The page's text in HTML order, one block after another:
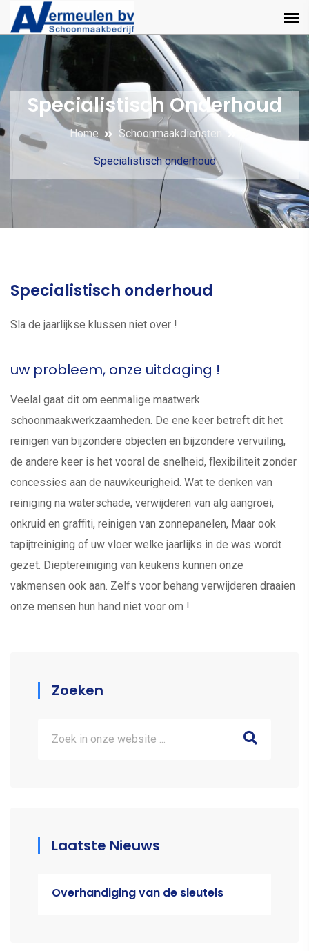
Specialistisch Onderhoud
Home Schoonmaakdiensten
Specialistisch onderhoud
Specialistisch onderhoud
Sla de jaarlijkse klussen niet over !
uw probleem, onze uitdaging !
Veelal gaat dit om eenmalige maatwerk
schoonmaakwerkzaamheden. De ene keer betreft dit het
reinigen van bijzondere objecten en bijzondere vervuiling,
de andere keer is het vooral de snelheid, flexibiliteit zonder
concessies aan de nauwkeurigheid. Wat te denken van
reiniging na waterschade, verwijderen van alg aangroei,
onkruid en graffiti, reinigen van zonnepanelen, Maar ook
tapijtreiniging of uw vloer welke jaarlijks in de was wordt
gezet. Dieptereiniging van keukens kunnen onze
vakmensen ook aan. Zelfs voor behang verwijderen draaien
onze mensen hun hand niet voor om !
Zoeken
Laatste Nieuws
Overhandiging van de sleutels